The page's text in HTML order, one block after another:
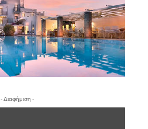
- Διαφήμιση -